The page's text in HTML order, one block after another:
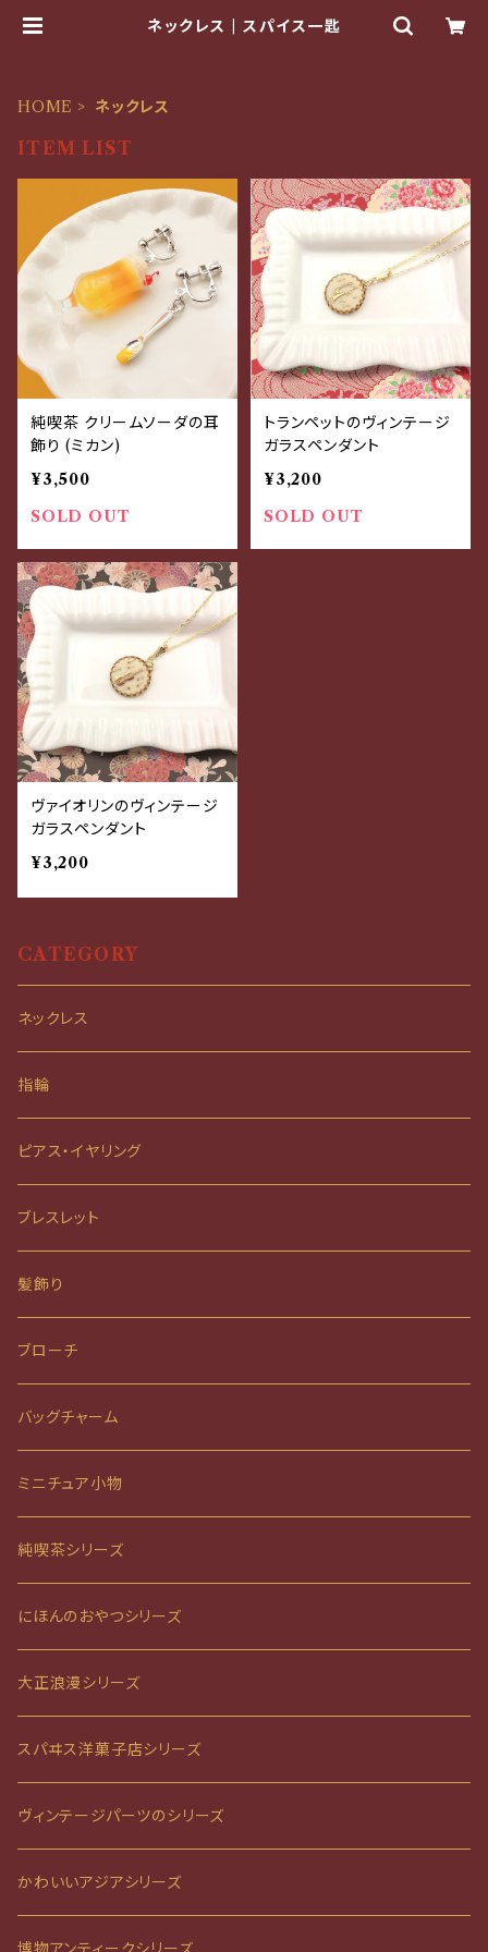
ネックレス | スパイス一匙
HOME ネックレス
ITEM LIST
純喫茶 クリームソーダの耳
飾り (ミカン)
¥3,500
SOLD OUT
トランペットのヴィンテージ
ガラスペンダント
¥3,200
SOLD OUT
ヴァイオリンのヴィンテージ
ガラスペンダント
¥3,200
CATEGORY
ネックレス
指輪
ピアス・イヤリング
ブレスレット
髪飾り
ブローチ
バッグチャーム
ミニチュア小物
純喫茶シリーズ
にほんのおやつシリーズ
大正浪漫シリーズ
スパヰス洋菓子店シリーズ
ヴィンテージパーツのシリーズ
かわいいアジアシリーズ